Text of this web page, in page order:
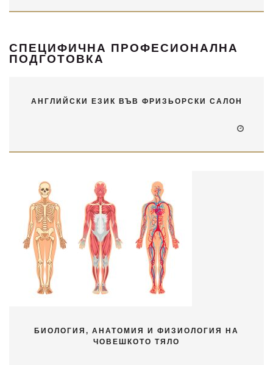
СПЕЦИФИЧНА ПРОФЕСИОНАЛНА
ПОДГОТОВКА
АНГЛИЙСКИ ЕЗИК ВЪВ ФРИЗЬОРСКИ САЛОН
БИОЛОГИЯ, АНАТОМИЯ И ФИЗИОЛОГИЯ НА
ЧОВЕШКОТО ТЯЛО